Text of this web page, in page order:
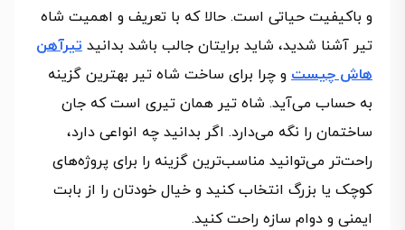
و باکیفیت حیاتی است. حالا که با تعریف و اهمیت شاه
تیر آشنا شدید، شاید برایتان جالب باشد بدانید تیرآهن
هاش چیست و چرا برای ساخت شاه تیر بهترین گزینه
به‌ حساب می‌آید. شاه تیر همان تیری است که جان
ساختمان را نگه می‌دارد. اگر بدانید چه انواعی دارد،
راحت‌تر می‌توانید مناسب‌ترین گزینه را برای پروژه‌های
کوچک یا بزرگ انتخاب کنید و خیال خودتان را از بابت
ایمنی و دوام سازه راحت کنید.